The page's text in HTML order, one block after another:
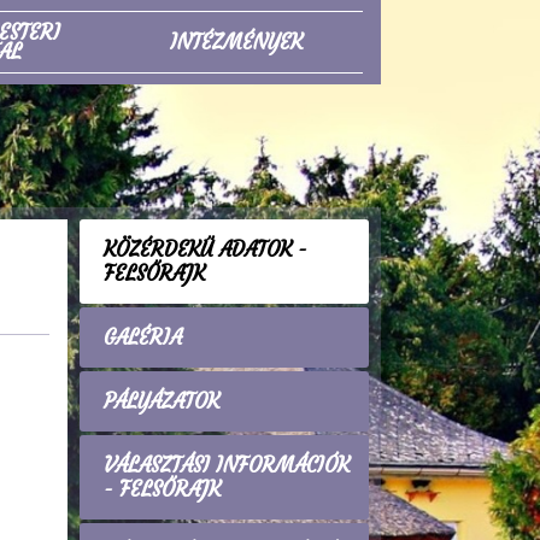
INTÉZMÉNYEK
KÖZÉRDEKŰ ADATOK -
FELSŐRAJK
GALÉRIA
PÁLYÁZATOK
VÁLASZTÁSI INFORMÁCIÓK
- FELSŐRAJK